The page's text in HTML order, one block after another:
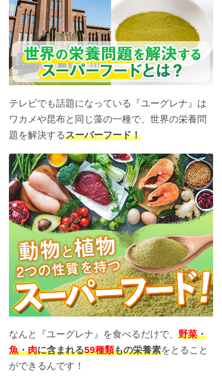
テレビでも話題になっている『ユーグレナ』は
ワカメや昆布と同じ藻の一種で、世界の栄養問
題を解決するスーパーフード！
なんと『ユーグレナ』を食べるだけで、 野菜・
魚・肉に含まれる59種類もの栄養素をとること
ができるんです！